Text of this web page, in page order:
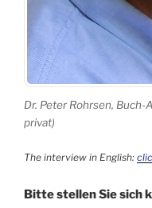
Dr. Peter Rohrsen,
privat)
The interview in English:
Bitte stellen Sie sich